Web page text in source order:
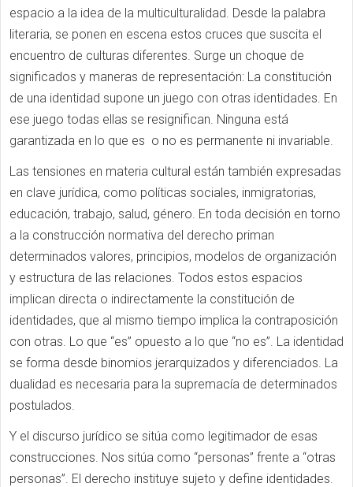
espacio a la idea de la multiculturalidad. Desde la palabra
literaria, se ponen en escena estos cruces que suscita el
encuentro de culturas diferentes. Surge un choque de
significados y maneras de representación: La constitución
de una identidad supone un juego con otras identidades. En
ese juego todas ellas se resignifican. Ninguna está
garantizada en lo que es o no es permanente ni invariable.
Las tensiones en materia cultural están también expresadas
en clave jurídica, como políticas sociales, inmigratorias,
educación, trabajo, salud, género. En toda decisión en torno
a la construcción normativa del derecho priman
determinados valores, principios, modelos de organización
y estructura de las relaciones. Todos estos espacios
implican directa o indirectamente la constitución de
identidades, que al mismo tiempo implica la contraposición
con otras. Lo que “es” opuesto a lo que “no es”. La identidad
se forma desde binomios jerarquizados y diferenciados. La
dualidad es necesaria para la supremacía de determinados
postulados.
Y el discurso jurídico se sitúa como legitimador de esas
construcciones. Nos sitúa como “personas” frente a “otras
personas”. El derecho instituye sujeto y define identidades.